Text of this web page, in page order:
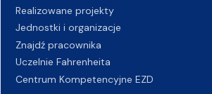
Realizowane projekty
Jednostki i organizacje
Znajdź pracownika
Uczelnie Fahrenheita
Centrum Kompetencyjne EZD